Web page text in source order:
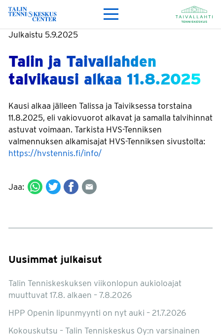
Julkaistu 5.9.2025
Talin ja Taivallahden
talvikausi alkaa 11.8.2025
Kausi alkaa jälleen Talissa ja Taiviksessa torstaina
11.8.2025, eli vakiovuorot alkavat ja samalla talvihinnat
astuvat voimaan. Tarkista HVS-Tenniksen
valmennuksen alkamisajat HVS-Tenniksen sivustolta:
https://hvstennis.fi/info/
Jaa:
Uusimmat julkaisut
Talin Tenniskeskuksen viikonlopun aukioloajat
muuttuvat 17.8. alkaen – 7.8.2026
HPP Openin lipunmyynti on nyt auki – 21.7.2026
Kokouskutsu – Talin Tenniskeskus Oy:n varsinainen